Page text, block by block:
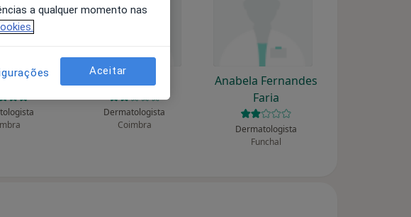
Moreno Ana Moreno
Dermatologista
Coimbra
Anabela Fernandes
Faria
Dermatologista
Funchal
a qualquer momento nas
Aceitar